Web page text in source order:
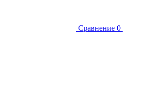
Сравнение 0